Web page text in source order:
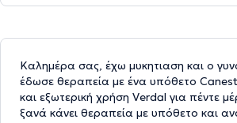
Καλημέρα σας, έχω μυκητιαση και ο
έδωσε θεραπεία με ένα υπόθετο
και εξωτερική χρήση Verdal για πέντε
ξανά κάνει θεραπεία με υπόθετο και